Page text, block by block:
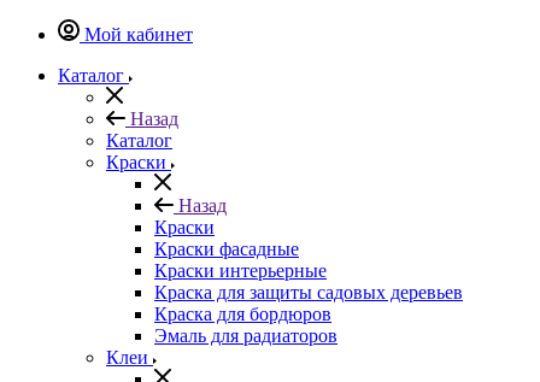
Мой кабинет
Каталог
Назад
Каталог
Краски
Назад
Краски
Краски фасадные
Краски интерьерные
Краска для защиты садовых деревьев
⁠Краска для бордюров
Эмаль для радиаторов
Клеи